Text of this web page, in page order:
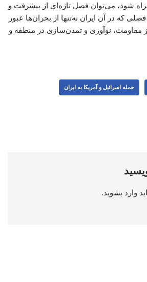
شود، می‌توان فصل تازه‌ای از پیشرفت و
فصلی که در آن ایران نه‌تنها از بحران‌ها عبور
مقاومت، نوآوری و تمدن‌سازی در منطقه و
حمله اسرائیل و آمریکا به ایران
وارد بشوید.